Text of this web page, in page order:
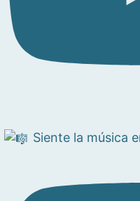
Siente la música